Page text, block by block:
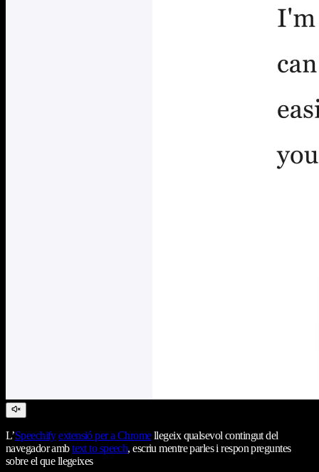
L’Speechify extensió per a Chromellegeix qualsevol contingut del
navegador ambtext to speech, escriu mentre parles i respon preguntes
sobre el que llegeixes